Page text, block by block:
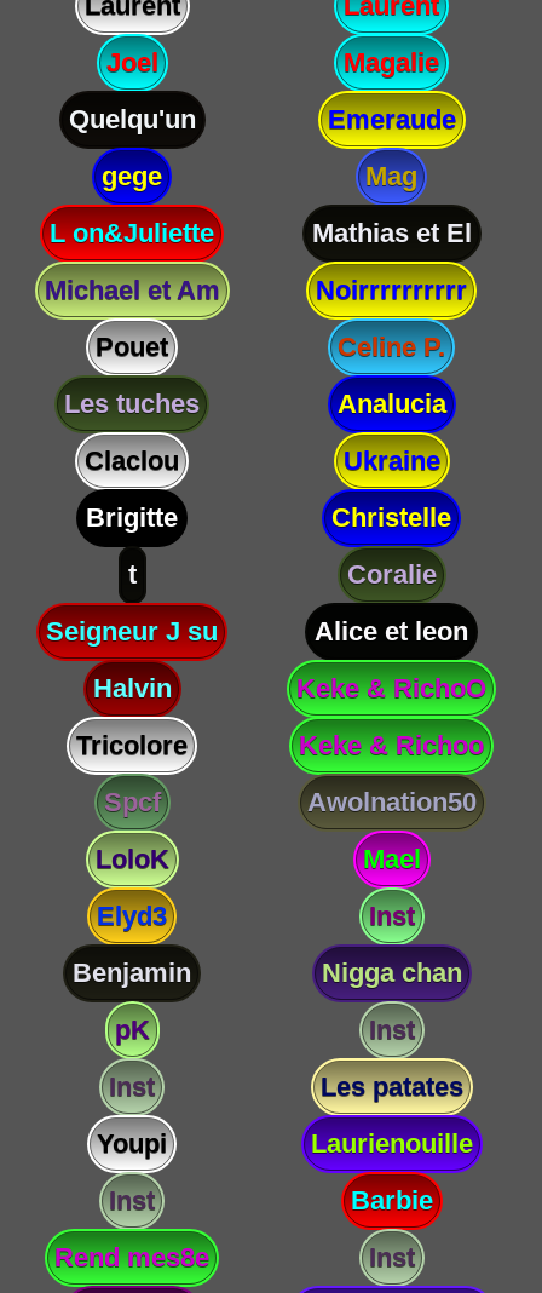
Joel
Magalie
Quelqu'un
Emeraude
gege
Mag
L on&Juliette
Mathias et El
Michael et Am
Noirrrrrrrrrr
Pouet
Celine P.
Les tuches
Analucia
Claclou
Ukraine
Brigitte
Christelle
t
Coralie
Seigneur J su
Alice et leon
Halvin
Keke & RichoO
Tricolore
Keke & Richoo
Spcf
Awolnation50
LoloK
Mael
Elyd3
Inst
Benjamin
Nigga chan
pK
Inst
Inst
Les patates
Youpi
Laurienouille
Inst
Barbie
Rend mes8e
Inst